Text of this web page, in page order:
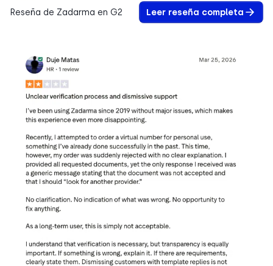
Reseña de Zadarma en G2 Leer reseña completa